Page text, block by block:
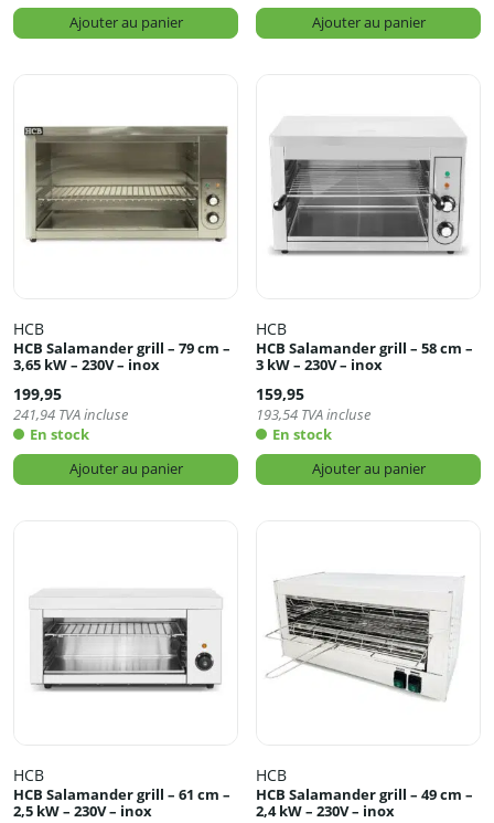
Ajouter au panier
Ajouter au panier
HCB
HCB Salamander grill – 79 cm –
3,65 kW – 230V – inox
199,95
241,94 TVA incluse
En stock
Ajouter au panier
HCB
HCB Salamander grill – 58 cm –
3 kW – 230V – inox
159,95
193,54 TVA incluse
En stock
Ajouter au panier
HCB
HCB Salamander grill – 61 cm –
2,5 kW – 230V – inox
HCB
HCB Salamander grill – 49 cm –
2,4 kW – 230V – inox